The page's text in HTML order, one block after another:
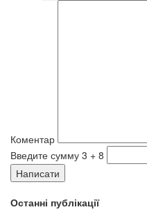
Коментар
Введите сумму 3 + 8
Написати
Останні публікації